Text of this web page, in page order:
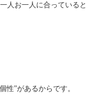
人お一人に合っていると
性”があるからです。